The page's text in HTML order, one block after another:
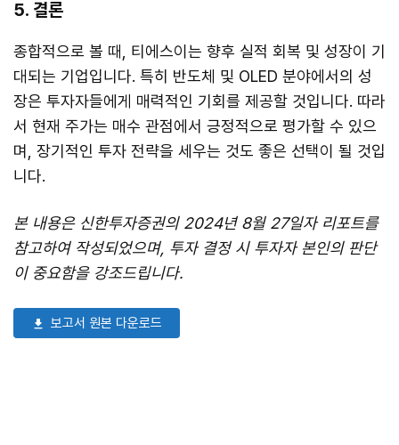
5. 결론
종합적으로 볼 때, 티에스이는 향후 실적 회복 및 성장이 기
대되는 기업입니다. 특히 반도체 및 OLED 분야에서의 성
장은 투자자들에게 매력적인 기회를 제공할 것입니다. 따라
서 현재 주가는 매수 관점에서 긍정적으로 평가할 수 있으
며, 장기적인 투자 전략을 세우는 것도 좋은 선택이 될 것입
니다.
본 내용은 신한투자증권의 2024년 8월 27일자 리포트를
참고하여 작성되었으며, 투자 결정 시 투자자 본인의 판단
이 중요함을 강조드립니다.
보고서 원본 다운로드